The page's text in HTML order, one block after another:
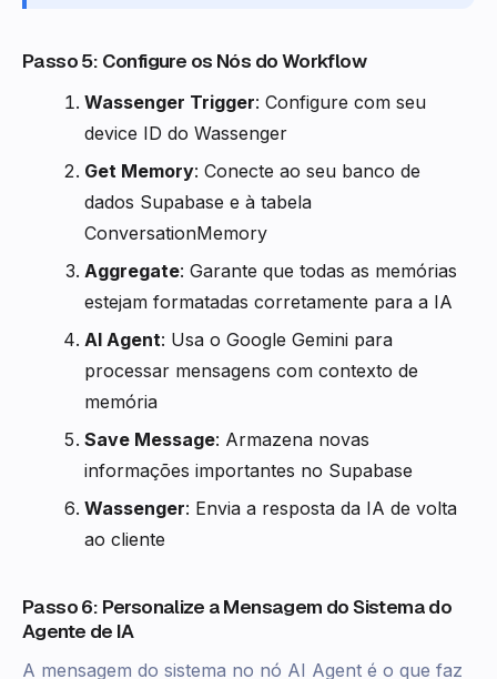
Passo 5: Configure os Nós do Workflow
Wassenger Trigger: Configure com seu
device ID do Wassenger
Get Memory: Conecte ao seu banco de
dados Supabase e à tabela
ConversationMemory
Aggregate: Garante que todas as memórias
estejam formatadas corretamente para a IA
AI Agent: Usa o Google Gemini para
processar mensagens com contexto de
memória
Save Message: Armazena novas
informações importantes no Supabase
Wassenger: Envia a resposta da IA de volta
ao cliente
Passo 6: Personalize a Mensagem do Sistema do
Agente de IA
A mensagem do sistema no nó AI Agent é o que faz